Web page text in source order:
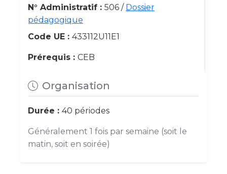
N° Administratif : 506 / Dossier
pédagogique
Code UE : 433112U11E1
Prérequis : CEB
Organisation
Durée : 40 périodes
Généralement 1 fois par semaine (soit le
matin, soit en soirée)